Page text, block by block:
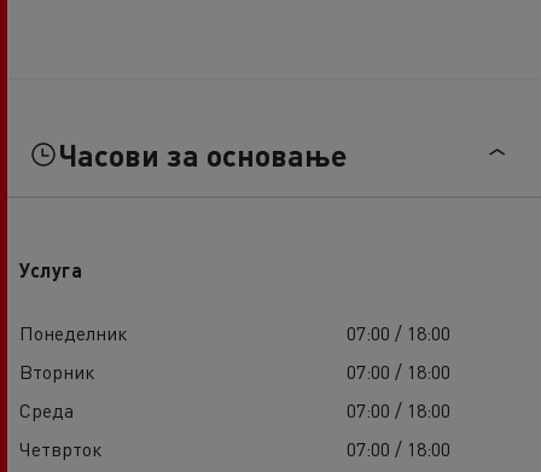
Часови за основање
Услуга
Понеделник
07:00 / 18:00
Вторник
07:00 / 18:00
Среда
07:00 / 18:00
Четврток
07:00 / 18:00